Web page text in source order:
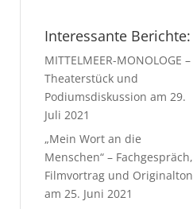
Interessante Berichte:
MITTELMEER-MONOLOGE –
Theaterstück und
Podiumsdiskussion am 29.
Juli 2021
„Mein Wort an die
Menschen“ – Fachgespräch,
Filmvortrag und Originalton
am 25. Juni 2021